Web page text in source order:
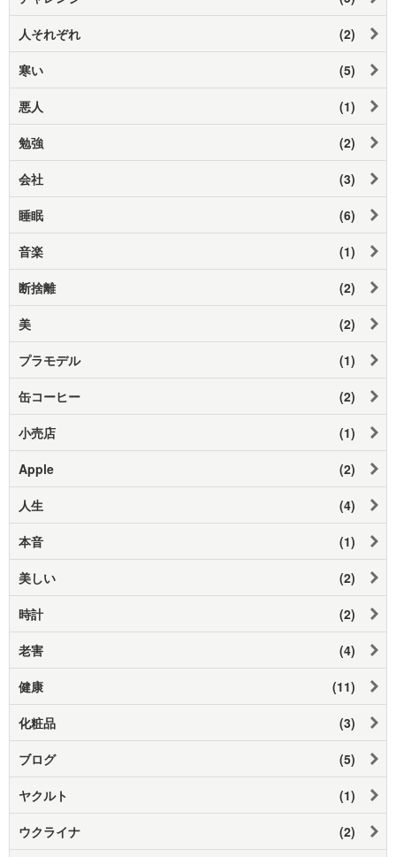
人それぞれ (2)
寒い (5)
悪人 (1)
勉強 (2)
会社 (3)
睡眠 (6)
音楽 (1)
断捨離 (2)
美 (2)
プラモデル (1)
缶コーヒー (2)
小売店 (1)
Apple (2)
人生 (4)
本音 (1)
美しい (2)
時計 (2)
老害 (4)
健康 (11)
化粧品 (3)
ブログ (5)
ヤクルト (1)
ウクライナ (2)